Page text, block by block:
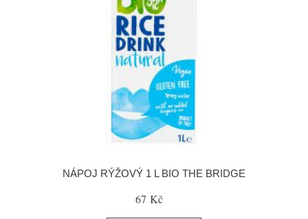
NÁPOJ RÝŽOVÝ 1 L BIO THE BRIDGE
67 Kč